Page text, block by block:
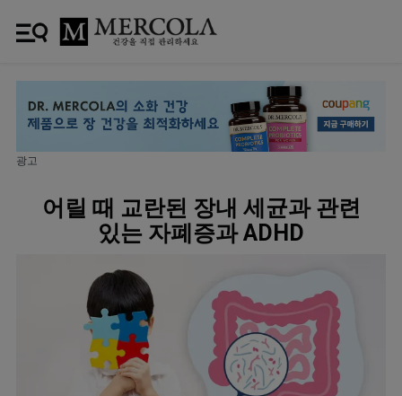
광고
어릴 때 교란된 장내 세균과 관련
있는 자폐증과 ADHD